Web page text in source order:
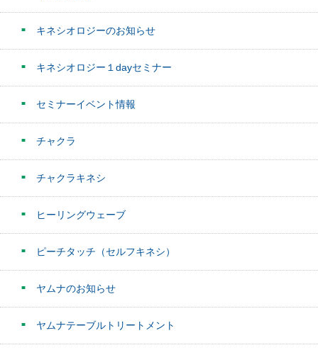
キネシオロジーのお知らせ
キネシオロジー１dayセミナー
セミナーイベント情報
チャクラ
チャクラキネシ
ヒーリングウェーブ
ピーチタッチ（セルフキネシ）
ヤムナのお知らせ
ヤムナテーブルトリートメント